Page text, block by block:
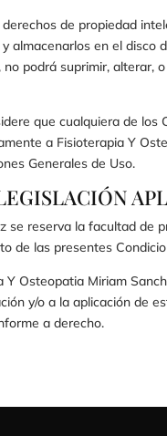
de propiedad
almacenarlos en el
no podrá suprimir,
que cualquiera de
a Fisioterapia Y
Generales de Uso.
se reserva la facultad de
de las presentes
Y Osteopatia Miriam
y/o a la aplicación de
a derecho.